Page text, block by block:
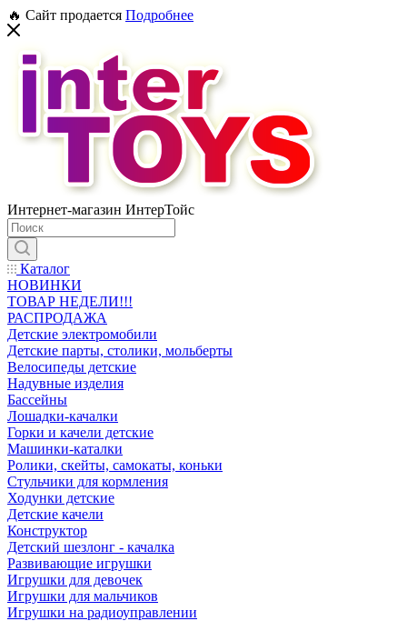
🔥 Сайт продается Подробнее
Интернет-магазин ИнтерТойс
Каталог
НОВИНКИ
ТОВАР НЕДЕЛИ!!!
РАСПРОДАЖА
Детские электромобили
Детские парты, столики, мольберты
Велосипеды детские
Надувные изделия
Бассейны
Лошадки-качалки
Горки и качели детские
Машинки-каталки
Ролики, скейты, самокаты, коньки
Стульчики для кормления
Ходунки детские
Детские качели
Конструктор
Детский шезлонг - качалка
Развивающие игрушки
Игрушки для девочек
Игрушки для мальчиков
Игрушки на радиоуправлении